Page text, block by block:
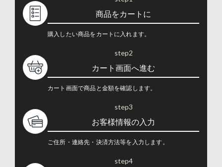
商品をカートに
購入したい商品をカートに入れます。
step2
カート画面へ進む
カート画面で商品と金額を確認します。
step3
お客様情報の入力
ご住所・連絡先・決済方法等を入力します。
step4